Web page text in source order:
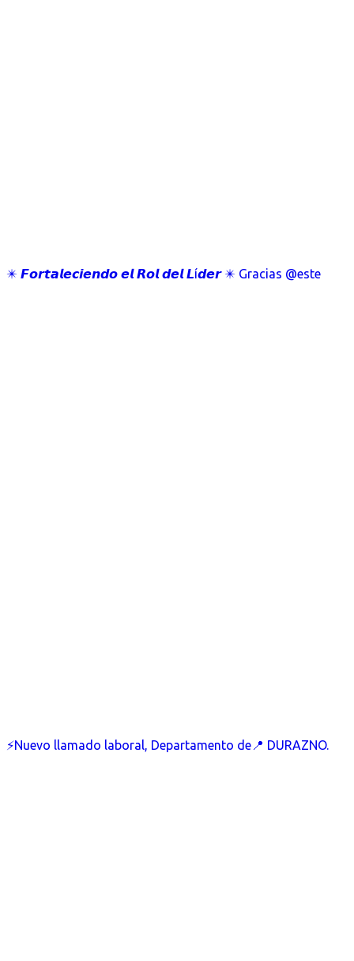
✴️ 𝙁𝙤𝙧𝙩𝙖𝙡𝙚𝙘𝙞𝙚𝙣𝙙𝙤 𝙚𝙡 𝙍𝙤𝙡 𝙙𝙚𝙡 𝙇í𝙙𝙚𝙧 ✴️ Gracias @este
⚡Nuevo llamado laboral, Departamento de📍 DURAZNO.